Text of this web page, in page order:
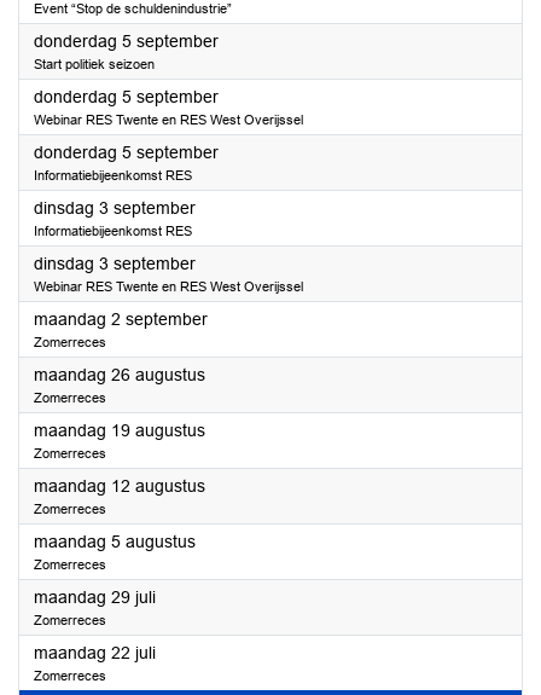
Event “Stop de schuldenindustrie”
donderdag 5 september2024
Start politiek seizoen
donderdag 5 september2024
Webinar RES Twente en RES West Overijssel
donderdag 5 september2024
Informatiebijeenkomst RES
dinsdag 3 september2024
Informatiebijeenkomst RES
dinsdag 3 september2024
Webinar RES Twente en RES West Overijssel
maandag 2 september2024
Zomerreces
maandag 26 augustus2024
Zomerreces
maandag 19 augustus2024
Zomerreces
maandag 12 augustus2024
Zomerreces
maandag 5 augustus2024
Zomerreces
maandag 29 juli2024
Zomerreces
maandag 22 juli2024
Zomerreces